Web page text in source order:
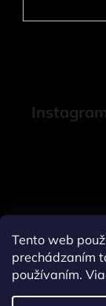
Tento web
prechádzaním
používaním.
Instagram